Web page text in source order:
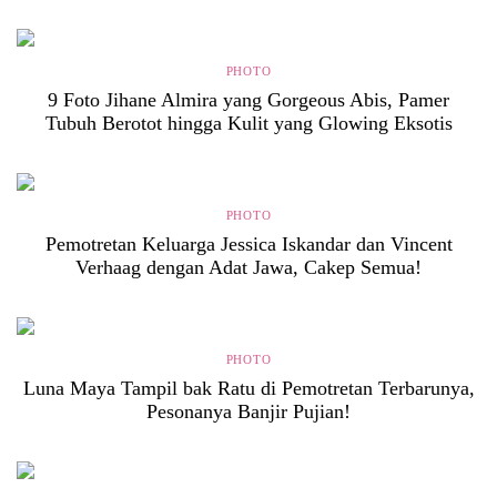
PHOTO
9 Foto Jihane Almira yang Gorgeous Abis, Pamer
Tubuh Berotot hingga Kulit yang Glowing Eksotis
PHOTO
Pemotretan Keluarga Jessica Iskandar dan Vincent
Verhaag dengan Adat Jawa, Cakep Semua!
PHOTO
Luna Maya Tampil bak Ratu di Pemotretan Terbarunya,
Pesonanya Banjir Pujian!